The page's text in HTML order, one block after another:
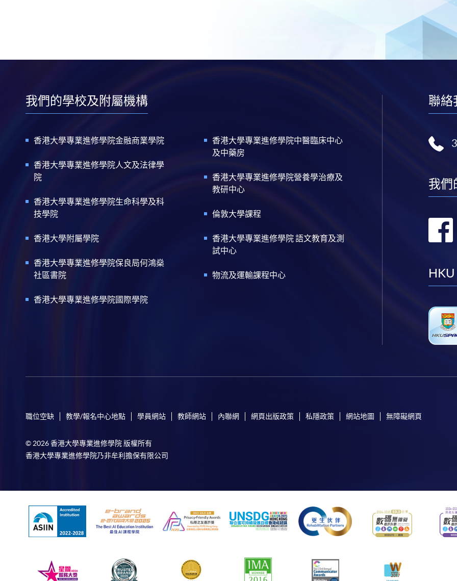
我們的學校及附屬機構
香港大學專業進修學院金融商業學院
香港大學專業進修學院人文及法律學
院
香港大學專業進修學院生命科學及科
技學院
香港大學附屬學院
香港大學專業進修學院保良局何鴻燊
社區書院
香港大學專業進修學院國際學院
香港大學專業進修學院中醫臨床中心
及中藥房
香港大學專業進修學院營養學治療及
教研中心
倫敦大學課程
香港大學專業進修學院 語文教育及測
試中心
物流及運輸課程中心
聯絡
我們
HKU
職位空缺 教學/報名中心地點 學員網站 教師網站 內聯網 網頁出版政策 私隱政策 網站地圖 無障礙網頁
© 2026 香港大學專業進修學院 版權所有
香港大學專業進修學院乃非牟利擔保有限公司